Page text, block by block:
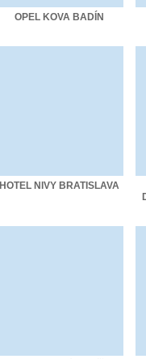
OPEL KOVA BADÍN
HOTEL NIVY BRATISLAVA